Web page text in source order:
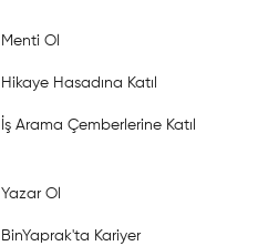
Menti Ol
Hikaye Hasadına Katıl
İş Arama Çemberlerine Katıl
Yazar Ol
BinYaprak'ta Kariyer